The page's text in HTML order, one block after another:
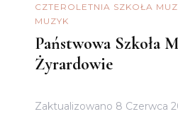
CZTEROLETNIA SZKOŁA
MUZYK
Państwowa Szkoła
Żyrardowie
Zaktualizowano 8 Czerwca